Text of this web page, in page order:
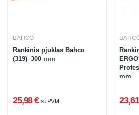
BAHCO
Rankinis pjūklas Bahco
(319), 300 mm
25,98 € su PVM
mm